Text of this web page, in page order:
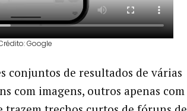
Google
conjuntos de resultados de várias
com imagens, outros apenas com